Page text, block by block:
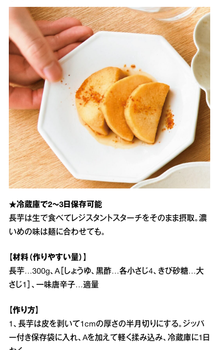
★冷蔵庫で2～3日保存可能
長芋は生で食べてレジスタントスターチをそのまま摂取。濃
いめの味は麺に合わせても。
【材料（作りやすい量）】
長芋…300g、A［しょうゆ、黒酢…各小さじ4、きび砂糖…大
さじ1］、一味唐辛子…適量
【作り方】
1、長芋は皮を剥いて1cmの厚さの半月切りにする。ジッパ
ー付き保存袋に入れ、Aを加えて軽く揉み込み、冷蔵庫に1日